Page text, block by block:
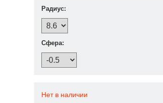
Радиус:
Сфера:
Нет в наличии